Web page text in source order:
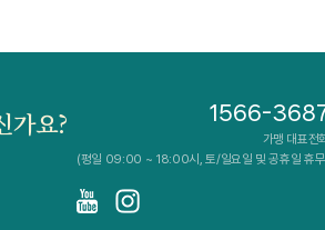
가요?
1566-
가맹 대표전
(평일 09:00 ~ 18:00시, 토/일요일 및 공휴일 휴